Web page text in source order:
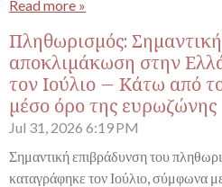
Read more »
Πληθωρισμός: Σημαντική
αποκλιμάκωση στην
τον Ιούλιο – Κάτω από
μέσο όρο της ευρωζώνης
Jul 31, 2026 6:19 PM
Σημαντική επιβράδυνση του
καταγράφηκε τον Ιούλιο, σύμφωνα